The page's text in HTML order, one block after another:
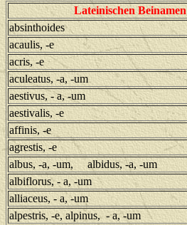
Lateinischen
absinthoides
acaulis, -e
acris, -e
aculeatus, -a, -um
aestivus, - a, -um
aestivalis, -e
affinis, -e
agrestis, -e
albus, -a, -um, albidus, -a, -um
albiflorus, - a, -um
alliaceus, - a, -um
alpestris, -e, alpinus, - a, -um